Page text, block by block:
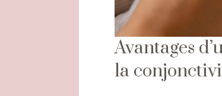
Avantages
la